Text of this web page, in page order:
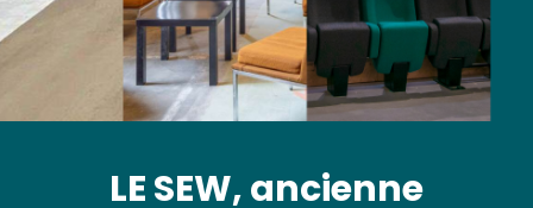
LE SEW, ancienne